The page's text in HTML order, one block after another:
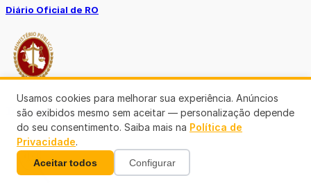
Diário Oficial de RO
Transparência RO
Usamos cookies para melhorar sua experiência. Anúncios
são exibidos mesmo sem aceitar — personalização depende
do seu consentimento. Saiba mais na Política de
Privacidade.
Aceitar todos Configurar